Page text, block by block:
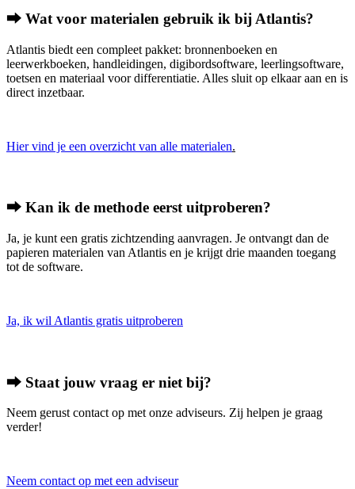
⮕ Wat voor materialen gebruik ik bij Atlantis?
Atlantis biedt een compleet pakket: bronnenboeken en
leerwerkboeken, handleidingen, digibordsoftware, leerlingsoftware,
toetsen en materiaal voor differentiatie. Alles sluit op elkaar aan en is
direct inzetbaar.
Hier vind je een overzicht van alle materialen.
⮕ Kan ik de methode eerst uitproberen?
Ja, je kunt een gratis zichtzending aanvragen. Je ontvangt dan de
papieren materialen van Atlantis en je krijgt drie maanden toegang
tot de software.
Ja, ik wil Atlantis gratis uitproberen
⮕ Staat jouw vraag er niet bij?
Neem gerust contact op met onze adviseurs. Zij helpen je graag
verder!
Neem contact op met een adviseur